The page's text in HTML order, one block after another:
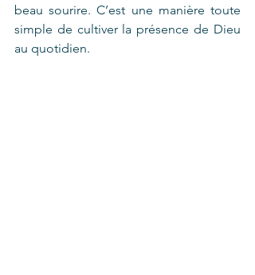
beau sourire. C’est une manière toute
simple de cultiver la présence de Dieu
au quotidien.